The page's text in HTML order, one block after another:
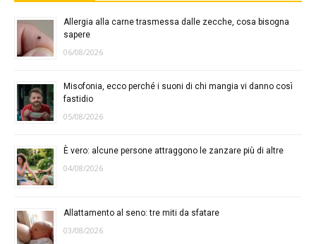
Allergia alla carne trasmessa dalle zecche, cosa bisogna
sapere
06/08/2026
Misofonia, ecco perché i suoni di chi mangia vi danno così
fastidio
05/08/2026
È vero: alcune persone attraggono le zanzare più di altre
04/08/2026
Allattamento al seno: tre miti da sfatare
03/08/2026